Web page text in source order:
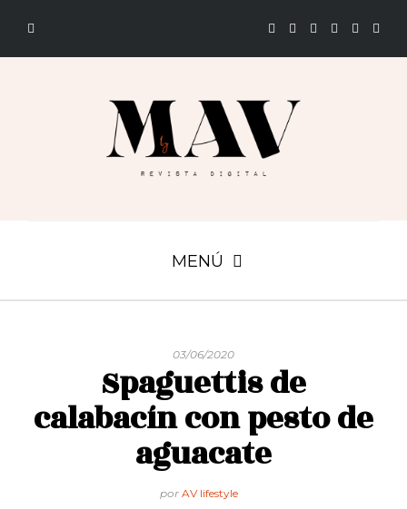
MENÚ
03/06/2020
Spaguettis de
calabacín con pesto de
aguacate
por AV lifestyle